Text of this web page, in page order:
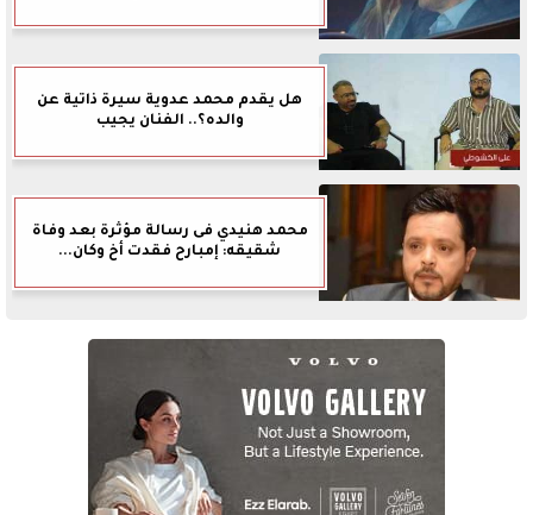
هل يقدم محمد عدوية سيرة ذاتية عن
والده؟.. الفنان يجيب
محمد هنيدي فى رسالة مؤثرة بعد وفاة
شقيقه: إمبارح فقدت أخ وكان...